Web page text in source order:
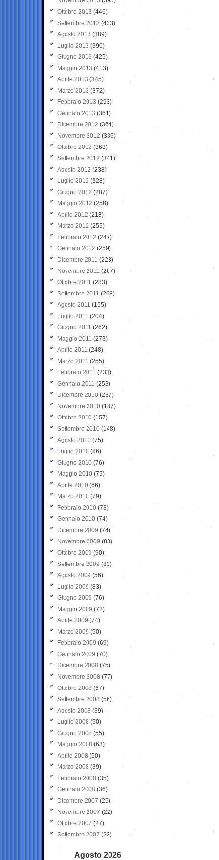
Ottobre 2013 (446)
Settembre 2013 (433)
Agosto 2013 (389)
Luglio 2013 (390)
Giugno 2013 (425)
Maggio 2013 (413)
Aprile 2013 (345)
Marzo 2013 (372)
Febbraio 2013 (293)
Gennaio 2013 (361)
Dicembre 2012 (364)
Novembre 2012 (336)
Ottobre 2012 (363)
Settembre 2012 (341)
Agosto 2012 (238)
Luglio 2012 (328)
Giugno 2012 (287)
Maggio 2012 (258)
Aprile 2012 (218)
Marzo 2012 (255)
Febbraio 2012 (247)
Gennaio 2012 (259)
Dicembre 2011 (223)
Novembre 2011 (267)
Ottobre 2011 (283)
Settembre 2011 (268)
Agosto 2011 (155)
Luglio 2011 (204)
Giugno 2011 (262)
Maggio 2011 (273)
Aprile 2011 (248)
Marzo 2011 (255)
Febbraio 2011 (233)
Gennaio 2011 (253)
Dicembre 2010 (237)
Novembre 2010 (187)
Ottobre 2010 (157)
Settembre 2010 (148)
Agosto 2010 (75)
Luglio 2010 (86)
Giugno 2010 (76)
Maggio 2010 (75)
Aprile 2010 (66)
Marzo 2010 (79)
Febbraio 2010 (73)
Gennaio 2010 (74)
Dicembre 2009 (74)
Novembre 2009 (83)
Ottobre 2009 (90)
Settembre 2009 (83)
Agosto 2009 (56)
Luglio 2009 (83)
Giugno 2009 (76)
Maggio 2009 (72)
Aprile 2009 (74)
Marzo 2009 (50)
Febbraio 2009 (69)
Gennaio 2009 (70)
Dicembre 2008 (75)
Novembre 2008 (77)
Ottobre 2008 (67)
Settembre 2008 (56)
Agosto 2008 (39)
Luglio 2008 (50)
Giugno 2008 (55)
Maggio 2008(63)
Aprile 2008 (50)
Marzo 2008 (39)
Febbraio 2008 (35)
Gennaio 2008 (36)
Dicembre 2007 (25)
Novembre 2007 (22)
Ottobre 2007 (27)
Settembre 2007 (23)
Agosto 2026